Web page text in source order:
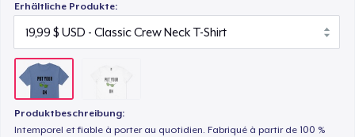
Erhältliche Produkte:
Produktbeschreibung:
Intemporel et fiable à porter au quotidien. Fabriqué à partir de 100 %